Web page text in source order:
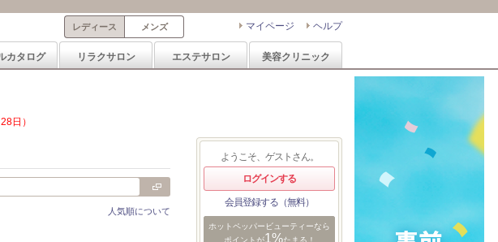
ヘルプ
マイページ
レディース メンズ
カタログ リラクサロン エステサロン 美容クリニック
日）
人気順について
ようこそ、ゲストさん。
ログインする
会員登録する（無料）
ホットペッパービューティーなら
ポイントが1%たまる！